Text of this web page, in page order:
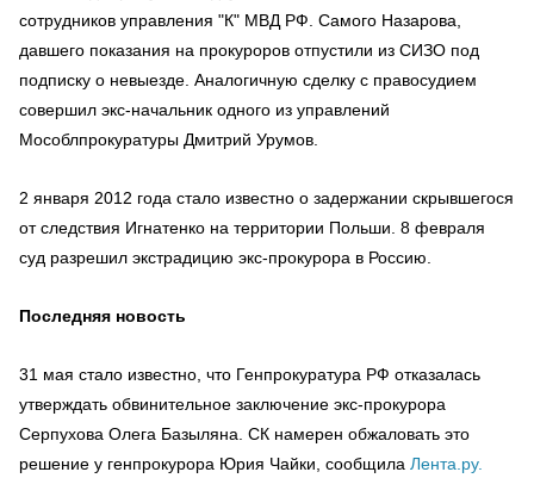
сотрудников управления "К" МВД РФ. Самого Назарова,
давшего показания на прокуроров отпустили из СИЗО под
подписку о невыезде. Аналогичную сделку с правосудием
совершил экс-начальник одного из управлений
Мособлпрокуратуры Дмитрий Урумов.
2 января 2012 года стало известно о задержании скрывшегося
от следствия Игнатенко на территории Польши. 8 февраля
суд разрешил экстрадицию экс-прокурора в Россию.
Последняя новость
31 мая стало известно, что Генпрокуратура РФ отказалась
утверждать обвинительное заключение экс-прокурора
Серпухова Олега Базыляна. СК намерен обжаловать это
решение у генпрокурора Юрия Чайки, сообщила Лента.ру.